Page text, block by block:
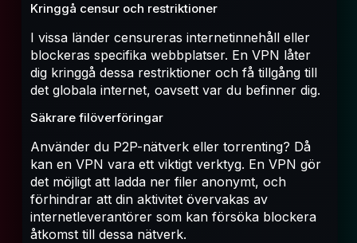
Kringgå censur och restriktioner
I vissa länder censureras internetinnehåll eller
blockeras specifika webbplatser. En VPN låter
dig kringgå dessa restriktioner och få tillgång till
det globala internet, oavsett var du befinner dig.
Säkrare filöverföringar
Använder du P2P-nätverk eller torrenting? Då
kan en VPN vara ett viktigt verktyg. En VPN gör
det möjligt att ladda ner filer anonymt, och
förhindrar att din aktivitet övervakas av
internetleverantörer som kan försöka blockera
åtkomst till dessa nätverk.